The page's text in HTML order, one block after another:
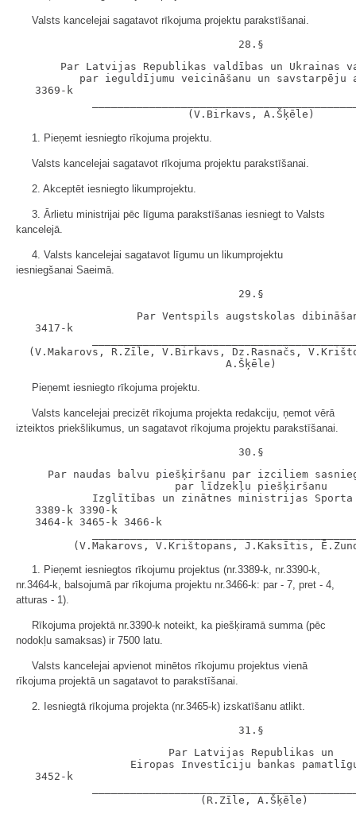
Valsts kancelejai sagatavot rīkojuma projektu parakstīšanai.
Par Latvijas Republikas valdības un Ukrainas
par ieguldījumu veicināšanu un savstarpēju
3369-k
1. Pieņemt iesniegto rīkojuma projektu.
Valsts kancelejai sagatavot rīkojuma projektu parakstīšanai.
2. Akceptēt iesniegto likumprojektu.
3. Ārlietu ministrijai pēc līguma parakstīšanas iesniegt to Valsts
kancelejā.
4. Valsts kancelejai sagatavot līgumu un likumprojektu
iesniegšanai Saeimā.
Par Ventspils augstskolas
3417-k
(V.Makarovs, R.Zīle, V.Birkavs, Dz.Rasnačs,
Pieņemt iesniegto rīkojuma projektu.
Valsts kancelejai precizēt rīkojuma projekta redakciju, ņemot vērā
izteiktos priekšlikumus, un sagatavot rīkojuma projektu parakstīšanai.
Par naudas balvu piešķiršanu par izciliem
par līdzekļu piešķiršanu
Izglītības un zinātnes ministrijas Sporta
3389-k 3390-k
3464-k 3465-k 3466-k
1. Pieņemt iesniegtos rīkojumu projektus (nr.3389-k, nr.3390-k,
nr.3464-k, balsojumā par rīkojuma projektu nr.3466-k: par - 7, pret - 4,
atturas - 1).
Rīkojuma projektā nr.3390-k noteikt, ka piešķiramā summa (pēc
nodokļu samaksas) ir 7500 latu.
Valsts kancelejai apvienot minētos rīkojumu projektus vienā
rīkojuma projektā un sagatavot to parakstīšanai.
2. Iesniegtā rīkojuma projekta (nr.3465-k) izskatīšanu atlikt.
Par Latvijas Republikas un
Eiropas Investīciju bankas
3452-k